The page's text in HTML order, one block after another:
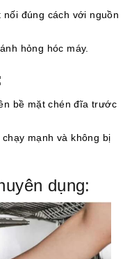
đúng cách với nguồn
hỏng hóc máy.
bề mặt chén đĩa trước
mạnh và không bị
dụng: